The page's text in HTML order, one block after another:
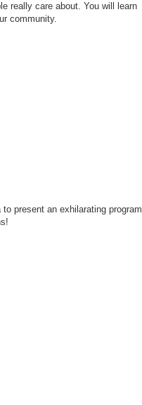
really care about. You will learn
community.
present an exhilarating program